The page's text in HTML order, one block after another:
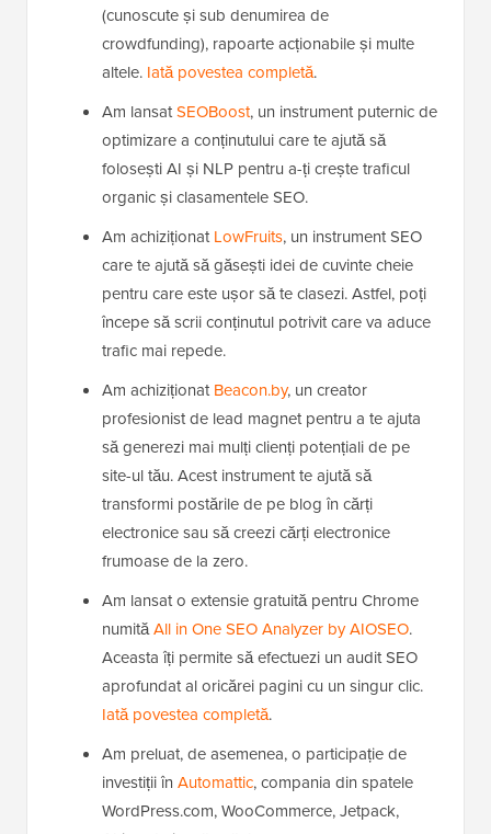
(cunoscute și sub denumirea de
crowdfunding), rapoarte acționabile și multe
altele. Iată povestea completă.
Am lansatSEOBoost, un instrument puternic de
optimizare a conținutului care te ajută să
folosești AI și NLP pentru a-ți crește traficul
organic și clasamentele SEO.
Am achiziționatLowFruits, un instrument SEO
care te ajută să găsești idei de cuvinte cheie
pentru care este ușor să te clasezi. Astfel, poți
începe să scrii conținutul potrivit care va aduce
trafic mai repede.
Am achiziționatBeacon.by, un creator
profesionist de lead magnet pentru a te ajuta
să generezi mai mulți clienți potențiali de pe
site-ul tău. Acest instrument te ajută să
transformi postările de pe blog în cărți
electronice sau să creezi cărți electronice
frumoase de la zero.
Am lansat o extensie gratuită pentru Chrome
numităAll in One SEO Analyzer by AIOSEO.
Aceasta îți permite să efectuezi un audit SEO
aprofundat al oricărei pagini cu un singur clic.
Iată povestea completă.
Am preluat, de asemenea, o participație de
investiții în Automattic, compania din spatele
WordPress.com, WooCommerce, Jetpack,